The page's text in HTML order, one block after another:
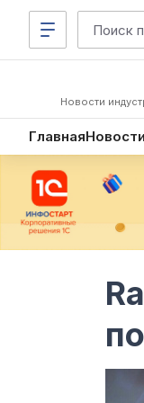
Новости
ГлавнаяНовости